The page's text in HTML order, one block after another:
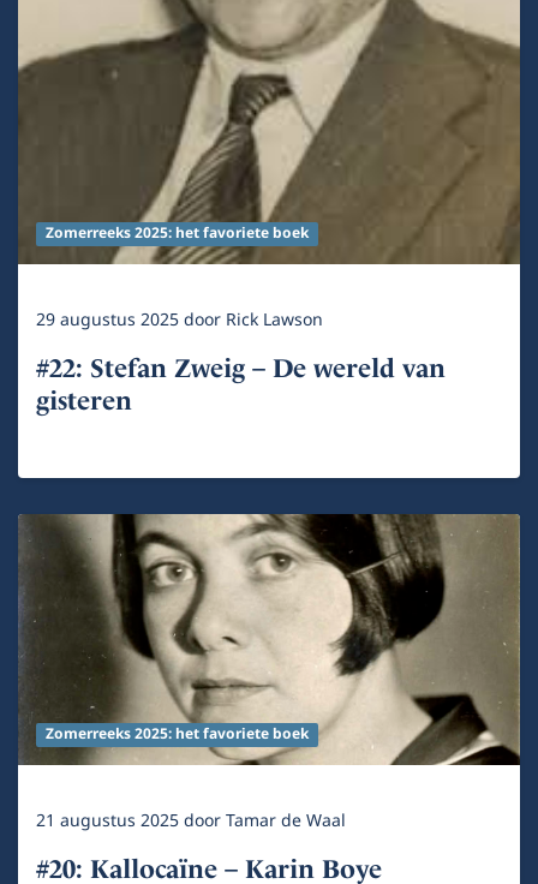
Zomerreeks 2025: het favoriete boek
29 augustus 2025door Rick Lawson
#22: Stefan Zweig – De wereld van
gisteren
Zomerreeks 2025: het favoriete boek
21 augustus 2025doorTamar de Waal
#20: Kallocaïne – Karin Boye